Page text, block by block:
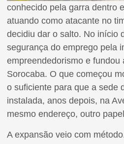
conhecido pela garra dentro
atuando como atacante no
decidiu dar o salto. No início
segurança do emprego pela
empreendedorismo e fundou
Sorocaba. O que começou
o suficiente para que a sede
instalada, anos depois, na
mesmo endereço, outro
A expansão veio com